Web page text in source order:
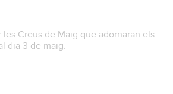
les Creus de Maig que adornaran els
dia 3 de maig.